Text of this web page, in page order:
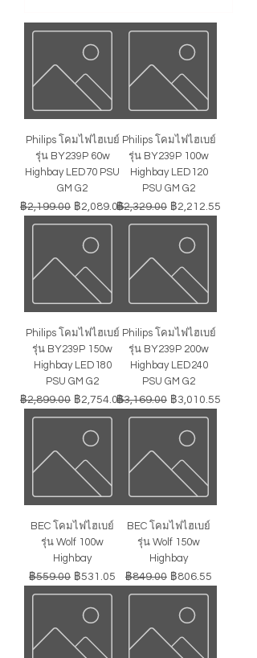
Philips โคมไฟไฮเบย์
รุ่น BY239P 60w
Highbay LED70 PSU
GM G2
ราคาปกติ
฿2,199.00 ราคาขายลด
฿2,089.05
Philips โคมไฟไฮเบย์
รุ่น BY239P 100w
Highbay LED120
PSU GM G2
ราคาปกติ
฿2,329.00 ราคาขายลด
฿2,212.55
Philips โคมไฟไฮเบย์
รุ่น BY239P 150w
Highbay LED180
PSU GM G2
ราคาปกติ
฿2,899.00 ราคาขายลด
฿2,754.05
Philips โคมไฟไฮเบย์
รุ่น BY239P 200w
Highbay LED240
PSU GM G2
ราคาปกติ
฿3,169.00 ราคาขายลด
฿3,010.55
BEC โคมไฟไฮเบย์
รุ่น Wolf 100w
Highbay
ราคาปกติ
฿559.00 ราคาขายลด
฿531.05
BEC โคมไฟไฮเบย์
รุ่น Wolf 150w
Highbay
ราคาปกติ
฿849.00 ราคาขายลด
฿806.55